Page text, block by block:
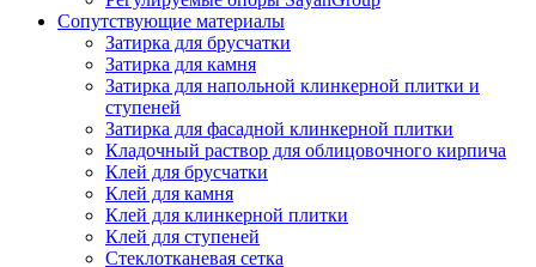
Сопутствующие материалы
Затирка для брусчатки
Затирка для камня
Затирка для напольной клинкерной плитки и
ступеней
Затирка для фасадной клинкерной плитки
Кладочный раствор для облицовочного кирпича
Клей для брусчатки
Клей для камня
Клей для клинкерной плитки
Клей для ступеней
Стеклотканевая сетка